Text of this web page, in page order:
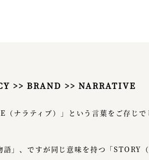
>> BRAND >> NARRATIVE
（ナラティブ）」という言葉をご存じで
語」、ですが同じ意味を持つ「STORY